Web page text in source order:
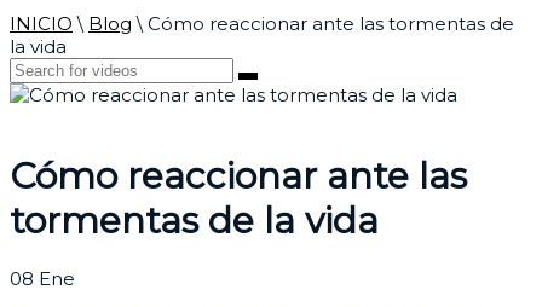
INICIO \ Blog \ Cómo reaccionar ante las tormentas de
la vida
Cómo reaccionar ante las
tormentas de la vida
08 Ene